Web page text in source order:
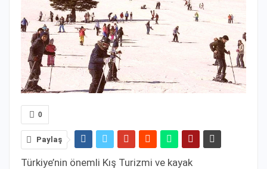
0
Paylaş
Türkiye’nin önemli Kış Turizmi ve kayak